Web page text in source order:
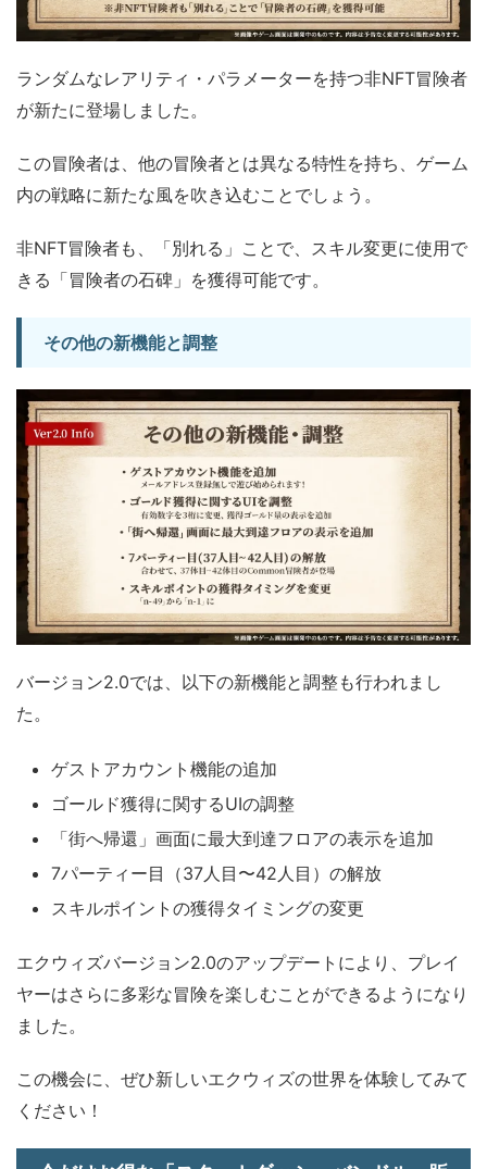
ランダムなレアリティ・パラメーターを持つ非NFT冒険者
が新たに登場しました。
この冒険者は、他の冒険者とは異なる特性を持ち、ゲーム
内の戦略に新たな風を吹き込むことでしょう。
非NFT冒険者も、「別れる」ことで、スキル変更に使用で
きる「冒険者の石碑」を獲得可能です。
その他の新機能と調整
バージョン2.0では、以下の新機能と調整も行われまし
た。
ゲストアカウント機能の追加
ゴールド獲得に関するUIの調整
「街へ帰還」画面に最大到達フロアの表示を追加
7パーティー目（37人目〜42人目）の解放
スキルポイントの獲得タイミングの変更
エクウィズバージョン2.0のアップデートにより、プレイ
ヤーはさらに多彩な冒険を楽しむことができるようになり
ました。
この機会に、ぜひ新しいエクウィズの世界を体験してみて
ください！